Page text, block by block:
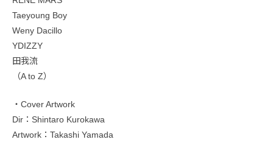
Taeyoung Boy
Weny Dacillo
YDIZZY
田我流
（A to Z）
・Cover Artwork
Dir：Shintaro Kurokawa
Artwork：Takashi Yamada